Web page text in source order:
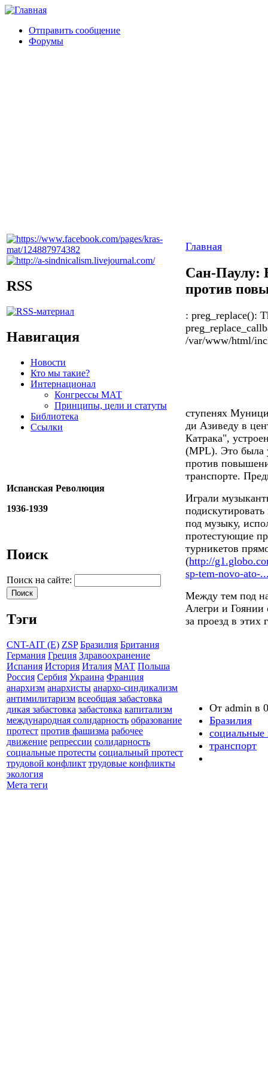
Отправить сообщение
Форумы
RSS
Навигация
Новости
Кто мы такие?
Интернационал
Конгрессы МАТ
Принципы, цели и статуты
Библиотека
Ссылки
Испанская Революция
1936-1939
Поиск
Поиск на сайте:
Тэги
CNT-AIT (E) ZSP Бразилия Британия
Германия Греция Здравоохранение
Испания История Италия МАТ Польша
Россия Сербия Украина Франция
анархизм анархисты анархо-синдикализм
антимилитаризм всеобщая забастовка
дикая забастовка забастовка капитализм
международная солидарность образование
протест против фашизма рабочее
движение репрессии солидарность
социальные протесты социальный протест
трудовой конфликт трудовые конфликты
экология
Мета теги
Главная
Сан-Паулу:
против
: preg_replace():
/var/www/html/
ступенях
ди Азиведу в
Катрака",
(MPL). Это была
против
транспорте.
Играли
под музыку,
протестующие
турникетов
(http://
sp-tem-novo-ato-
Между тем под
Алегри и
за проезд в этих
От admin в
Бразилия
социальные
транспорт